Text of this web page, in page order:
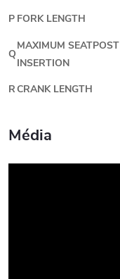
P FORK LENGTH
Q
MAXIMUM SEATPOST
INSERTION
RCRANK LENGTH
Média